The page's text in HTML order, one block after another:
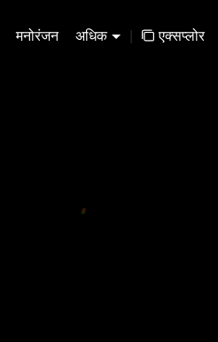
मनोरंजन अधिक | एक्सप्लोर